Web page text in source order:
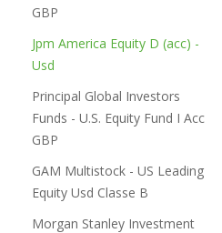
GBP
Jpm America Equity D (acc) -
Usd
Principal Global Investors
Funds - U.S. Equity Fund I Acc
GBP
GAM Multistock - US Leading
Equity Usd Classe B
Morgan Stanley Investment